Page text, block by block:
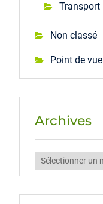
Transport
Non classé
Point de vue
Archives
Archives